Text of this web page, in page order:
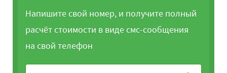
Напишите свой номер, и получите полный
расчёт стоимости в виде смс-сообщения
на свой телефон